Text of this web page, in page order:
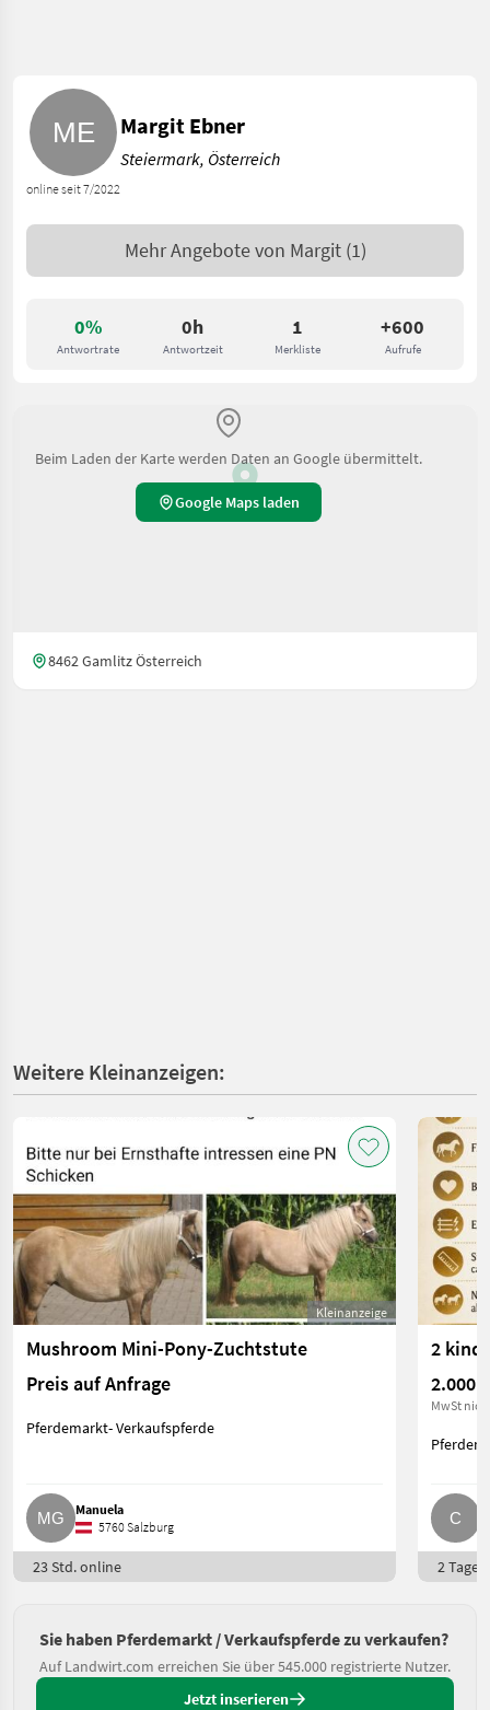
0%
Antwortrate
0h
Antwortzeit
1
Merkliste
+600
Aufrufe
online seit 7/2022
Margit Ebner
Steiermark, Österreich
Mehr Angebote von Margit (1)
Beim Laden der Karte werden Daten an Google übermittelt.
Google Maps laden
8462 Gamlitz Österreich
Weitere Kleinanzeigen:
Kleinanzeige
Mushroom Mini-Pony-Zuchtstute
Preis auf Anfrage
Pferdemarkt- Verkaufspferde
Manuela
5760 Salzburg
23 Std. online
2
2.000 €
MwSt
2 Tage
Sie haben Pferdemarkt / Verkaufspferde zu verkaufen?
Auf Landwirt.com erreichen Sie über 545.000 registrierte Nutzer.
Jetzt inserieren